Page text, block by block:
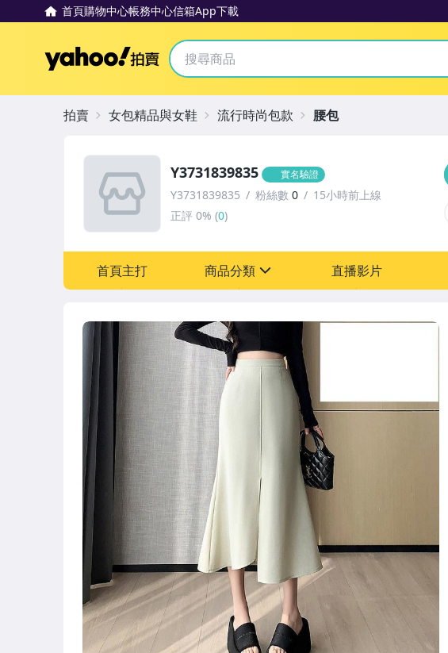
首頁購物中心帳務中心信箱App下載
Yahoo拍賣
Y3731839835 實名驗證
Y3731839835 粉絲數 0
15小時前上線
正評 0% (0)
首頁主打 商品分類
圖書/影音/文具
古董、藝術與礦石
手機、配件與通訊
美容保養與彩妝
電腦、平板與周邊
相機、攝影與周邊
運動、戶外與休閒
嬰幼兒與孕婦
汽機車精品百貨
直播影片
拍賣 女包精品與女鞋 流行時尚包款 腰包